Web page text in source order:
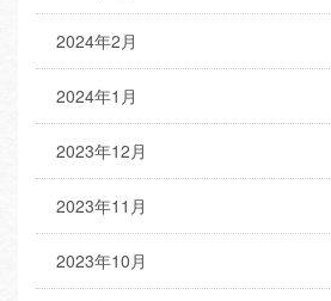
2024年2月
2024年1月
2023年12月
2023年11月
2023年10月